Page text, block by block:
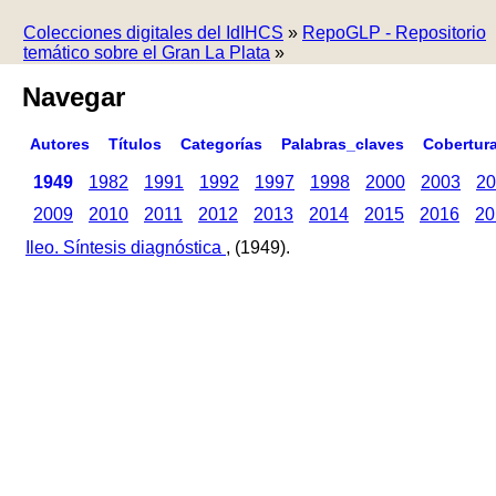
Colecciones digitales del IdIHCS » RepoGLP - Repositorio
temático sobre el Gran La Plata »
Navegar
Autores Títulos Categorías Palabras_claves
1949 1982 1991 1992 1997 1998 2000 2003
2009
2010 2011 2012 2013 2014 2015 2016
Ileo. Síntesis diagnóstica , (1949).